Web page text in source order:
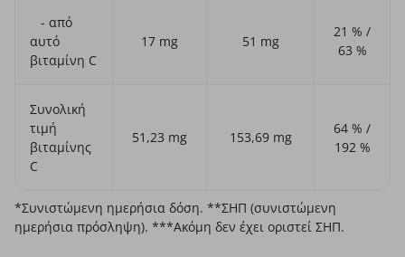
- από
αυτό
βιταμίνη C
17 mg 51 mg
21 % /
63 %
Συνολική
τιμή
βιταμίνης
C
51,23 mg 153,69 mg
64 % /
192 %
*Συνιστώμενη ημερήσια δόση. **ΣΗΠ (συνιστώμενη
ημερήσια πρόσληψη). ***Ακόμη δεν έχει οριστεί ΣΗΠ.